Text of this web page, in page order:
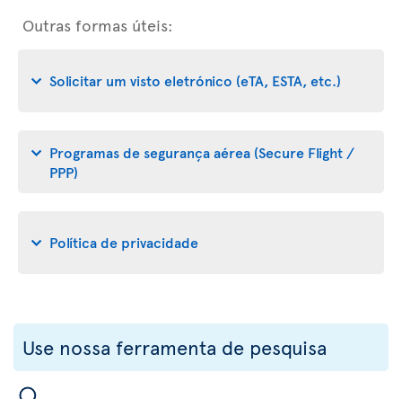
Outras formas úteis:
Solicitar um visto eletrónico (eTA, ESTA, etc.)
Programas de segurança aérea (Secure Flight /
PPP)
Política de privacidade
Use nossa ferramenta de pesquisa